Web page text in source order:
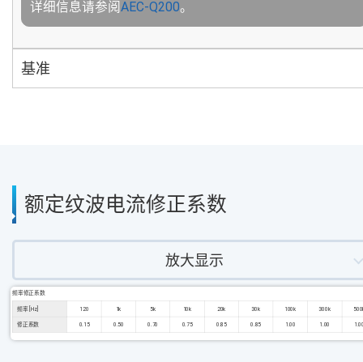
详细信息请参阅AEC-Q200。
基准
额定纹波电流修正系数
放大显示
频率修正系数
频率 [Hz] 120 1k 5k 10k 20k 30k 100k 300k
修正系数 0.15 0.50 0.70 0.75 0.85 0.85 1.00 1.00